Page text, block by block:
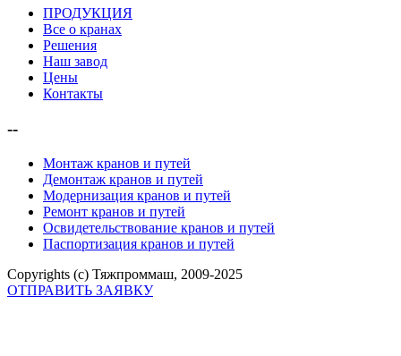
ПРОДУКЦИЯ
Все о кранах
Решения
Наш завод
Цены
Контакты
--
Монтаж кранов и путей
Демонтаж кранов и путей
Модернизация кранов и путей
Ремонт кранов и путей
Освидетельствование кранов и путей
Паспортизация кранов и путей
Copyrights (c) Тяжпроммаш, 2009-2025
ОТПРАВИТЬ ЗАЯВКУ